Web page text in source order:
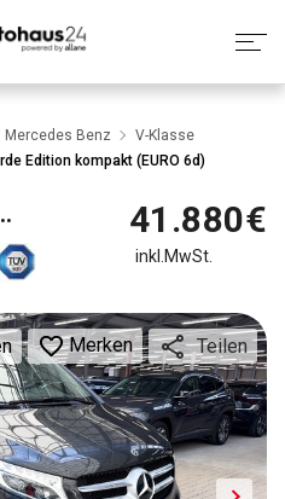
& Antworten
Inzahlungnahme
München
Mercedes Benz
V-Klasse
Edition kompakt (EURO 6d)
Merken Teilen
41.880€
inkl.MwSt.